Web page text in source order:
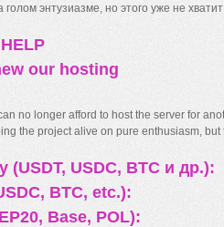
энтузиазме, но этого уже не
our hosting
no longer afford to host the server for
the project alive on pure enthusiasm,
USDC, BTC и др.):
BTC, etc.):
Base, POL):